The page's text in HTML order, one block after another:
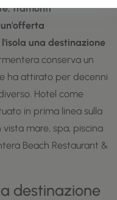
tramonti
una destinazione
conserva un
ha attirato per decenni
Hotel come
in prima linea sulla
mare, spa, piscina
Beach Restaurant &
destinazione